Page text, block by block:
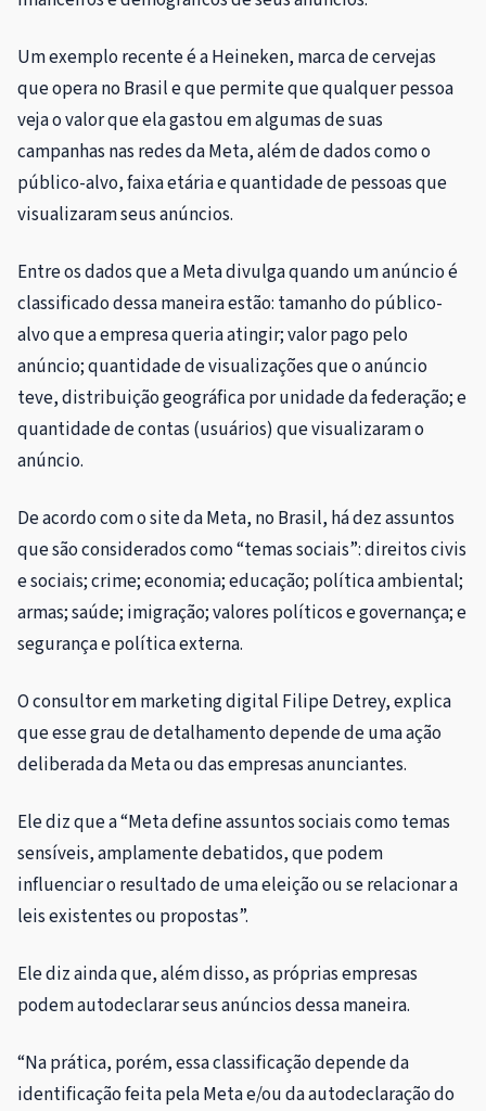
Um exemplo recente é a Heineken, marca de cervejas
que opera no Brasil e que permite que qualquer pessoa
veja o valor que ela gastou em algumas de suas
campanhas nas redes da Meta, além de dados como o
público-alvo, faixa etária e quantidade de pessoas que
visualizaram seus anúncios.
Entre os dados que a Meta divulga quando um anúncio é
classificado dessa maneira estão: tamanho do público-
alvo que a empresa queria atingir; valor pago pelo
anúncio; quantidade de visualizações que o anúncio
teve, distribuição geográfica por unidade da federação; e
quantidade de contas (usuários) que visualizaram o
anúncio.
De acordo com o site da Meta, no Brasil, há dez assuntos
que são considerados como “temas sociais”: direitos civis
e sociais; crime; economia; educação; política ambiental;
armas; saúde; imigração; valores políticos e governança; e
segurança e política externa.
O consultor em marketing digital Filipe Detrey, explica
que esse grau de detalhamento depende de uma ação
deliberada da Meta ou das empresas anunciantes.
Ele diz que a “Meta define assuntos sociais como temas
sensíveis, amplamente debatidos, que podem
influenciar o resultado de uma eleição ou se relacionar a
leis existentes ou propostas”.
Ele diz ainda que, além disso, as próprias empresas
podem autodeclarar seus anúncios dessa maneira.
“Na prática, porém, essa classificação depende da
identificação feita pela Meta e/ou da autodeclaração do